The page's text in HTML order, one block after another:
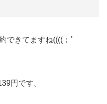
できてますね((((；ﾟ
円です。